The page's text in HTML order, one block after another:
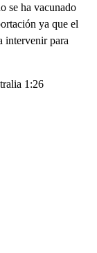
se ha vacunado
ya que el
intervenir para
1:26